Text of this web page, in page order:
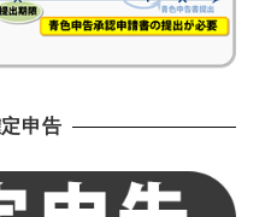
申告